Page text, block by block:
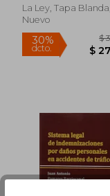
La Ley, Tapa Blanda,
Nuevo